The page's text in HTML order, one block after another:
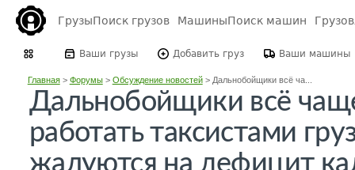
ГрузыПоиск грузов МашиныПоиск машин
Ваши грузы Добавить груз Ваши машины
Главная> Форумы> Обсуждение новостей> Дальнобойщики всё ча...
Дальнобойщики всё
работать таксистами
жалуются на дефицит